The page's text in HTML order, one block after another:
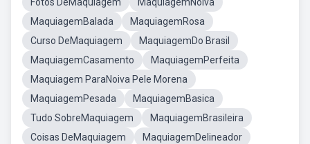
MaquiagemBalada
MaquiagemRosa
Curso DeMaquiagem
MaquiagemDo Brasil
MaquiagemCasamento
MaquiagemPerfeita
Maquiagem ParaNoiva Pele Morena
MaquiagemPesada
MaquiagemBasica
Tudo SobreMaquiagem
MaquiagemBrasileira
Coisas DeMaquiagem
MaquiagemDelineador